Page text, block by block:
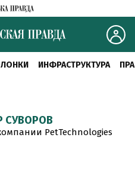
ИНФРАСТРУКТУРА
СУВОРОВ
PetTechnologies